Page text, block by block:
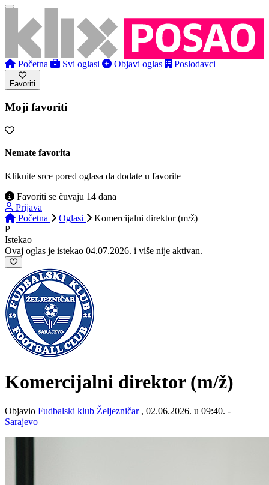
Početna Svi oglasi Objavi oglas Poslodavci
Favoriti
Moji favoriti
Nemate favorita
Kliknite srce pored oglasa da dodate u favorite
Favoriti se čuvaju 14 dana
Prijava
Početna
Oglasi
Komercijalni direktor (m/ž)
P+
Istekao
Ovaj oglas je istekao 04.07.2026. i više nije aktivan.
Komercijalni direktor (m/ž)
Objavio Fudbalski klub Željezničar, 02.06.2026. u 09:40. -
Sarajevo